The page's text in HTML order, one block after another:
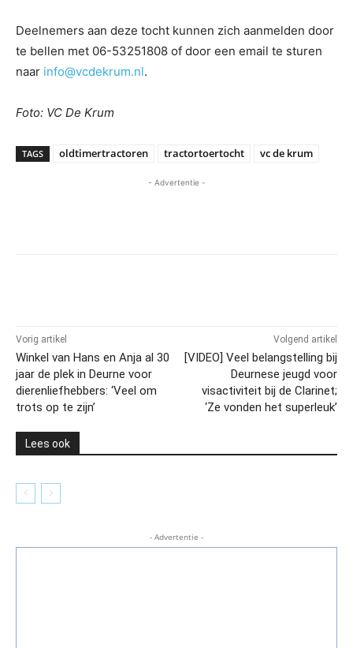
Deelnemers aan deze tocht kunnen zich aanmelden door
te bellen met 06-53251808 of door een email te sturen
naar info@vcdekrum.nl.
Foto: VC De Krum
TAGS oldtimertractoren tractortoertocht vc de krum
- Advertentie -
Vorig artikel
Winkel van Hans en Anja al 30
jaar de plek in Deurne voor
dierenliefhebbers: ‘Veel om
trots op te zijn’
Volgend artikel
[VIDEO] Veel belangstelling bij
Deurnese jeugd voor
visactiviteit bij de Clarinet;
‘Ze vonden het superleuk’
Lees ook
- Advertentie -